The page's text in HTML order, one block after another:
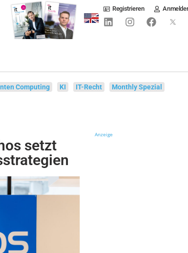
Registrieren
Computing KI IT-Recht Monthly Spezial
setzt
Anzeige